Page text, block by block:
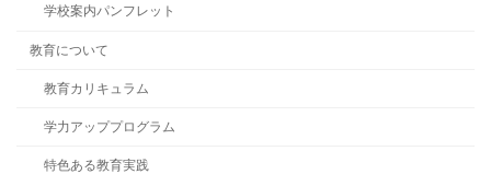
学校案内パンフレット
教育について
教育カリキュラム
学力アッププログラム
特色ある教育実践